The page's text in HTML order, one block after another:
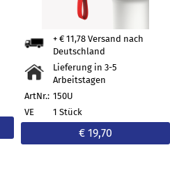
+ € 11,78 Versand nach
Deutschland
Lieferung in 3-5
Arbeitstagen
ArtNr.: 150U
VE
1 Stück
€ 19,70